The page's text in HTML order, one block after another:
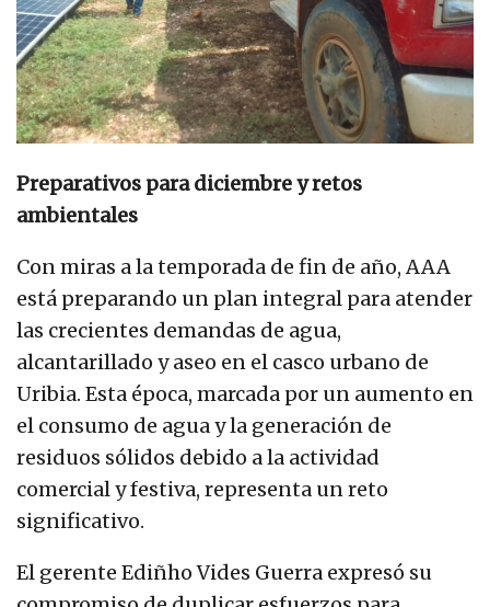
Preparativos para diciembre y retos
ambientales
Con miras a la temporada de fin de año, AAA
está preparando un plan integral para atender
las crecientes demandas de agua,
alcantarillado y aseo en el casco urbano de
Uribia. Esta época, marcada por un aumento en
el consumo de agua y la generación de
residuos sólidos debido a la actividad
comercial y festiva, representa un reto
significativo.
El gerente Ediñho Vides Guerra expresó su